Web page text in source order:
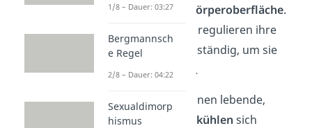
Wärme über ihre
Körperoberfläche.
Gleichwarme Tiere regulieren ihre
Körpertemperatur ständig, um sie
konstant zu halten.
In wärmeren Regionen lebende,
gleichwarme Tiere kühlen sich
1/8 – Dauer: 03:27
Bergmannsch
e Regel
2/8 – Dauer: 04:22
Sexualdimorp
hismus